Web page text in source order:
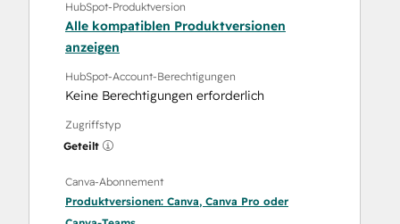
HubSpot-Produktversion
Alle kompatiblen Produktversionen
anzeigen
HubSpot-Account-Berechtigungen
Keine Berechtigungen erforderlich
Zugriffstyp
Geteilt
Canva-Abonnement
Produktversionen: Canva, Canva Pro oder